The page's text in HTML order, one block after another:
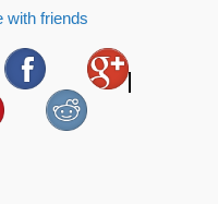
with friends